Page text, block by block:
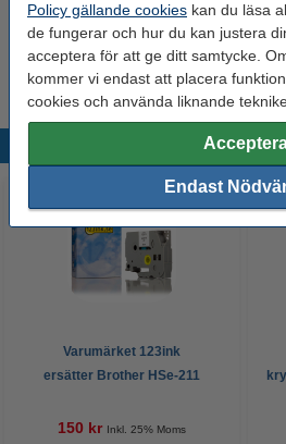
Policy gällande cookies kan du läsa
de fungerar och hur du kan justera
acceptera för att ge ditt samtycke.
kommer vi endast att placera
cookies och använda liknande
Endast
Varumärket 123ink ersätter
krympslang | svart text - vit
800 kr
Populära
Varumärket 123ink
ersätter Brother HSe-211
märkband | 6mm x 1.5m
150 kr Inkl. 25% Moms